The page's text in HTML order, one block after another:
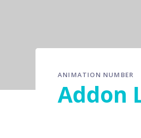
ANIMATION NUMBER
Addon